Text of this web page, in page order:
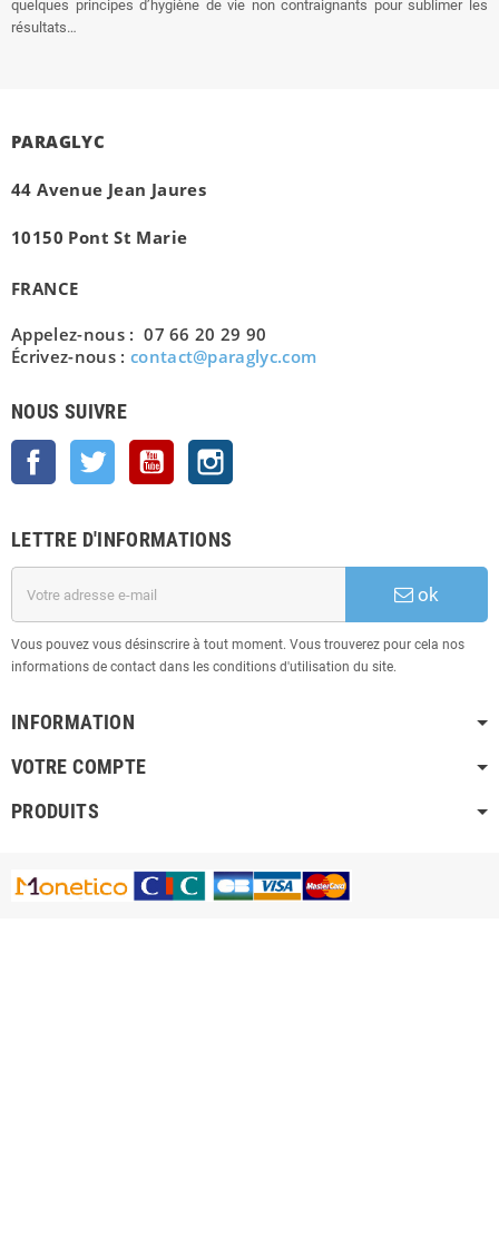
quelques principes d’hygiène de vie non contraignants pour sublimer les
résultats…
PARAGLYC
44 Avenue Jean Jaures
10150 Pont St Marie
FRANCE
Appelez-nous : 07 66 20 29 90
Écrivez-nous : contact@paraglyc.com
NOUS SUIVRE
Facebook Twitter YouTube
LETTRE D'INFORMATIONS
ok
Vous pouvez vous désinscrire à tout moment. Vous trouverez pour cela nos
informations de contact dans les conditions d'utilisation du site.
INFORMATION
VOTRE COMPTE
PRODUITS